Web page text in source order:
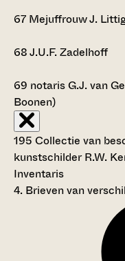
67 Mejuffrouw J.
68J.U.F. Zadelhoff
69 notaris G.J. van
Boonen)
195 Collectie van
kunstschilder R.W.
Inventaris
4. Brieven van